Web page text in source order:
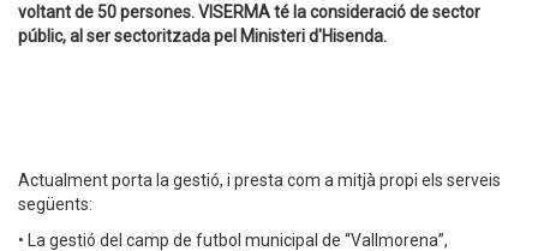
voltant de 50 persones. VISERMA té la consideració de sector
públic, al ser sectoritzada pel Ministeri d'Hisenda.
Actualment porta la gestió, i presta com a mitjà propi els serveis
següents:
• La gestió del camp de futbol municipal de “Vallmorena”,